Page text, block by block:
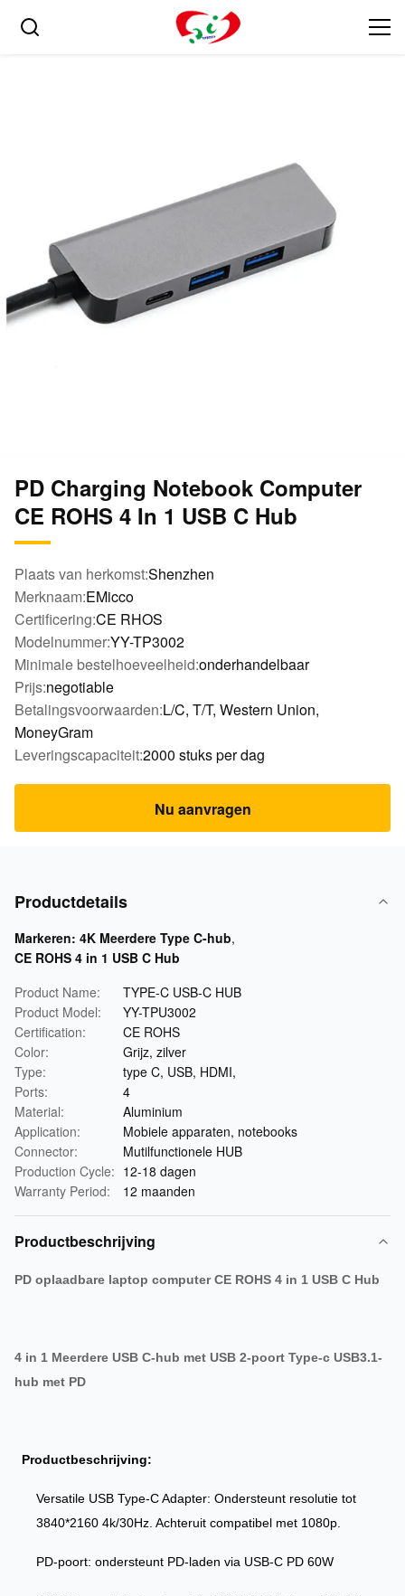
PD Charging Notebook Computer
CE ROHS 4 In 1 USB C Hub
Plaats van herkomst:Shenzhen
Merknaam:EMicco
Certificering:CE RHOS
Modelnummer:YY-TP3002
Minimale bestelhoeveelheid:onderhandelbaar
Prijs:negotiable
Betalingsvoorwaarden:L/C, T/T, Western Union,
MoneyGram
Leveringscapaciteit:2000 stuks per dag
Nu aanvragen
Productdetails
Markeren: 4K Meerdere Type C-hub,
CE ROHS 4 in 1 USB C Hub
Product Name:
TYPE-C USB-C HUB
Product Model:
YY-TPU3002
Certification:
CE ROHS
Color:
Grijz, zilver
Type:
type C, USB, HDMI,
Ports:
4
Material:
Aluminium
Application:
Mobiele apparaten, notebooks
Connector:
Mutilfunctionele HUB
Production Cycle: 12-18 dagen
Warranty Period:
12 maanden
Productbeschrijving
PD oplaadbare laptop computer CE ROHS 4 in 1 USB C Hub
4 in 1 Meerdere USB C-hub met USB 2-poort Type-c USB3.1-
hub met PD
Productbeschrijving:
Versatile USB Type-C Adapter: Ondersteunt resolutie tot
3840*2160 4k/30Hz. Achteruit compatibel met 1080p.
PD-poort: ondersteunt PD-laden via USB-C PD 60W